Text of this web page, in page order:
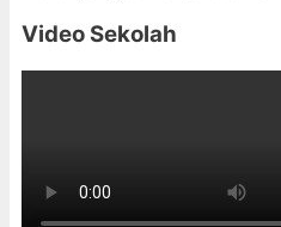
Video Sekolah